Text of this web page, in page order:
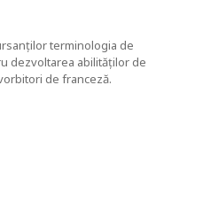
terminologia de
dezvoltarea abilităților de
de franceză.